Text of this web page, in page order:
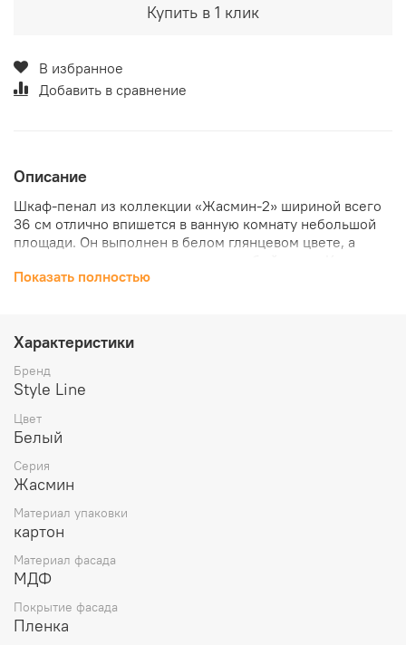
Купить в 1 клик
В избранное
Добавить в сравнение
Описание
Шкаф-пенал из коллекции «Жасмин-2» шириной всего
36 см отлично впишется в ванную комнату небольшой
площади. Он выполнен в белом глянцевом цвете, а
изготовлен из ламинированной ДСП, фасад – из МДФ.
предоставляет гарантию сроком на один год. В верхней
части шкафа расположены полки, петли распашной
дверки снабжены доводчиком. Внизу на направляющие
полного выдвижения Hettich установлен
монтажа входят в комплект
Показать полностью
Характеристики
Бренд
Style Line
Цвет
Белый
Серия
Жасмин
Материал упаковки
картон
Материал фасада
МДФ
Покрытие фасада
Пленка